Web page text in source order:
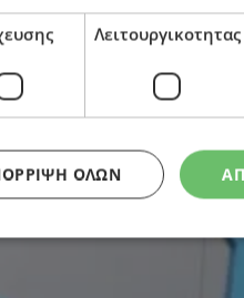
Λειτουργικοτητας
ΌΛΩΝ